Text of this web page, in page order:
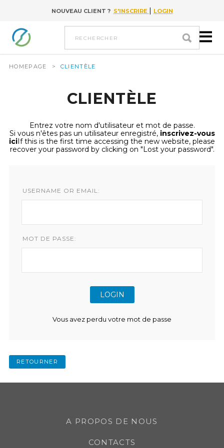
Go to contentNOUVEAU CLIENT ? S'INSCRIRE | LOGIN
rechercher
HOMEPAGE > CLIENTÈLE
CLIENTÈLE
Entrez votre nom d'utilisateur et mot de passe.
Si vous n'êtes pas un utilisateur enregistré, inscrivez-vous
iciIf this is the first time accessing the new website, please
recover your password by clicking on "Lost your password".
USERNAME OR EMAIL:
MOT DE PASSE:
Vous avez perdu votre mot de passe
RETOURNER
A PROPOS DE NOUS
CONTACTS